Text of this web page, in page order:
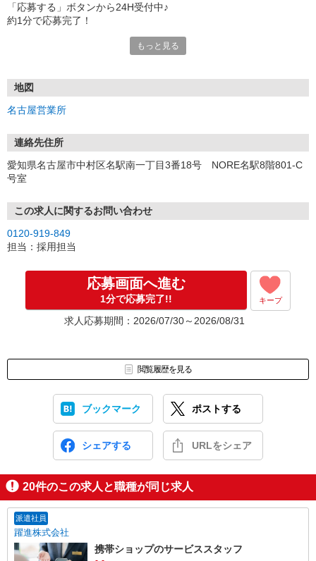
「応募する」ボタンから24H受付中♪
約1分で応募完了！
①応募から3営業日を目安に、メールorお電話でご連絡します。
★スマホでWEB面接（LINEなど）・出張面接・事務所面接と選べま
す
③面接実施（履歴書不要）
④勤務開始（スタート日は応相談）
お気軽にご応募ください♪
もっと見る
地図
名古屋営業所
連絡先住所
愛知県名古屋市中村区名駅南一丁目3番18号 NORE名駅8階801-C
号室
この求人に関するお問い合わせ
0120-919-849
担当：採用担当
応募画面へ進む
1分で応募完了!! キープ
求人応募期間：2026/07/30～2026/08/31
閲覧履歴を見る
ブックマーク ポストする
シェアする URLをシェア
20件のこの求人と職種が同じ求人
派遣社員
躍進株式会社
携帯ショップのサービススタッフ